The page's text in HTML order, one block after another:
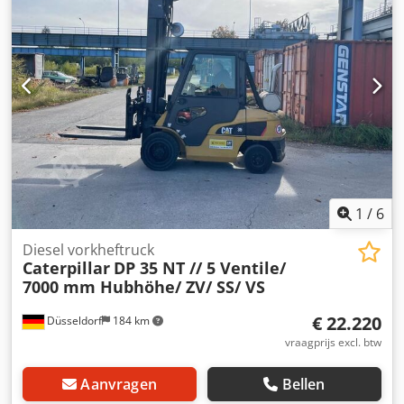
1 / 6
Düsseldorf 184 km
Diesel vorkheftruck
Caterpillar DP 35 NT // 5 Ventile/
7000 mm Hubhöhe/ ZV/ SS/ VS
€ 22.220
vraagprijs excl. btw
Aanvragen Bellen